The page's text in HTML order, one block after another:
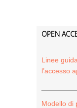
OPEN
Linee
l’accesso
Modello di